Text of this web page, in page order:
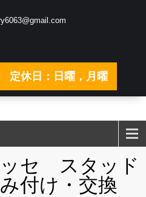
定休日：日曜，月曜
セ スタッド
付け・交換